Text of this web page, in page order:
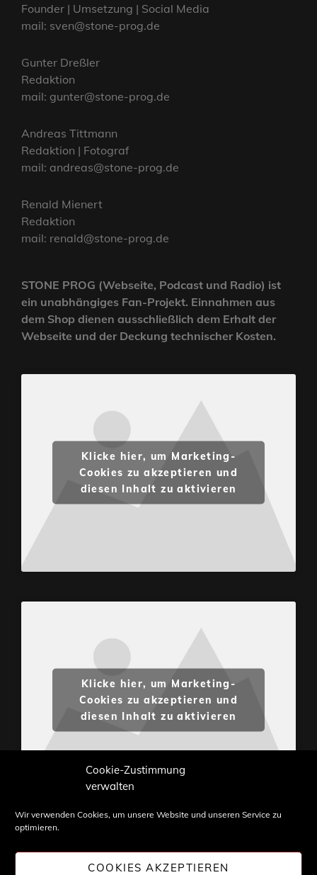
Cookie-Zustimmung
verwalten
Wir verwenden Cookies, um unsere Website und unseren Service zu
optimieren.
COOKIES AKZEPTIEREN
Founder | Umsetzung | Social Media
mail: sven@stone-prog.de
Gunter Dreßler
Redaktion
mail: gunter@stone-prog.de
Andreas Tittmann
Redaktion | Fotograf
mail: andreas@stone-prog.de
Renald Mienert
Redaktion
mail: renald@stone-prog.de
STONE PROG (Webseite, Podcast und Radio) ist
ein unabhängiges Fan-Projekt. Einnahmen aus
dem Shop dienen ausschließlich dem Erhalt der
Webseite und der Deckung technischer Kosten.
Klicke hier, um Marketing-
Cookies zu akzeptieren und
diesen Inhalt zu aktivieren
Klicke hier, um Marketing-
Cookies zu akzeptieren und
diesen Inhalt zu aktivieren
Weiterverwendung nur mit Zustimmung von
STONE PROG.